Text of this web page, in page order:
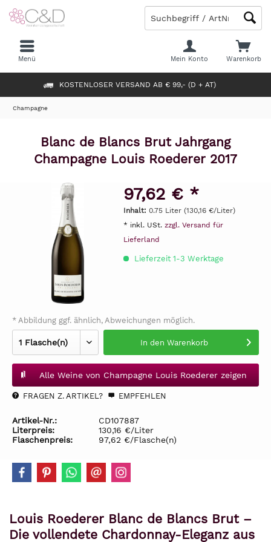
KOSTENLOSER VERSAND AB € 99,- (D + AT)
Warenkorb
Mein Konto
Menü
Champagne
Blanc de Blancs Brut Jahrgang
Champagne Louis Roederer 2017
97,62 € *
Inhalt: 0.75 Liter (130,16 €/Liter)
* inkl. USt. zzgl. Versand für
Lieferland
Lieferzeit 1-3 Werktage
* Abbildung ggf. ähnlich, Abweichungen möglich.
In den Warenkorb
Alle Weine von Champagne Louis Roederer zeigen
FRAGEN Z. ARTIKEL? EMPFEHLEN
Artikel-Nr.:
CD107887
Literpreis:
130,16 €/Liter
Flaschenpreis:
97,62 €/Flasche(n)
Louis Roederer Blanc de Blancs Brut –
Die vollendete Chardonnay-Eleganz aus